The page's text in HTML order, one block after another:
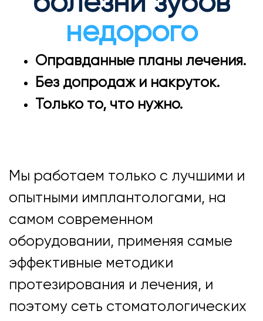
недорого
Оправданные планы лечения.
Без допродаж и накруток.
Только то, что нужно.
Мы работаем только с лучшими и
опытными имплантологами, на
самом современном
оборудовании, применяя самые
эффективные методики
протезирования и лечения, и
поэтому сеть стоматологических